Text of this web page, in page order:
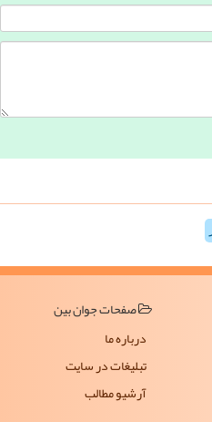
صفحات جوان بین
درباره ما
تبلیغات در سایت
آرشیو مطالب